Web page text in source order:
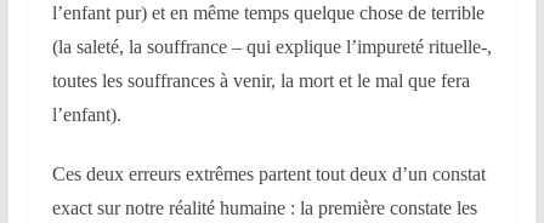
l’enfant pur) et en même temps quelque chose de terrible
(la saleté, la souffrance – qui explique l’impureté rituelle-,
toutes les souffrances à venir, la mort et le mal que fera
l’enfant).
Ces deux erreurs extrêmes partent tout deux d’un constat
exact sur notre réalité humaine : la première constate les